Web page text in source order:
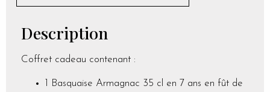
Description
Coffret cadeau contenant :
1 Basquaise Armagnac 35 cl en 7 ans en fût de